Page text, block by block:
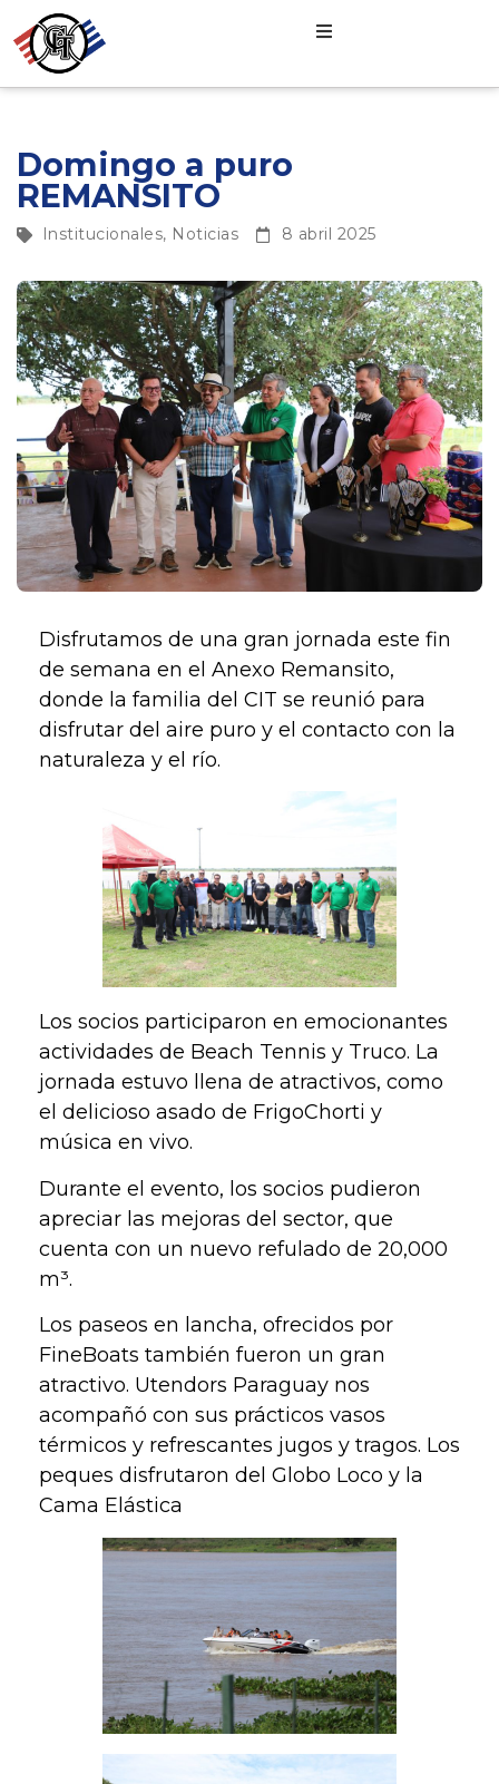
Domingo a puro
REMANSITO
Institucionales, Noticias 8 abril 2025
Disfrutamos de una gran jornada este fin
de semana en el Anexo Remansito,
donde la familia del CIT se reunió para
disfrutar del aire puro y el contacto con la
naturaleza y el río.
Los socios participaron en emocionantes
actividades de Beach Tennis y Truco. La
jornada estuvo llena de atractivos, como
el delicioso asado de FrigoChorti y
música en vivo.
Durante el evento, los socios pudieron
apreciar las mejoras del sector, que
cuenta con un nuevo refulado de 20,000
m³.
Los paseos en lancha, ofrecidos por
FineBoats también fueron un gran
atractivo. Utendors Paraguay nos
acompañó con sus prácticos vasos
térmicos y refrescantes jugos y tragos. Los
peques disfrutaron del Globo Loco y la
Cama Elástica